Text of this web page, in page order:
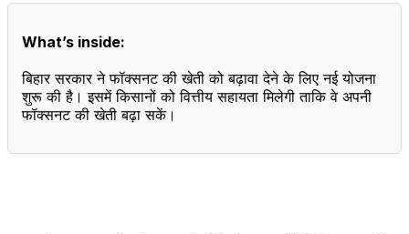
What’s inside:
बिहार सरकार ने फॉक्सनट की खेती को बढ़ावा देने के लिए नई योजना
शुरू की है। इसमें किसानों को वित्तीय सहायता मिलेगी ताकि वे अपनी
फॉक्सनट की खेती बढ़ा सकें।